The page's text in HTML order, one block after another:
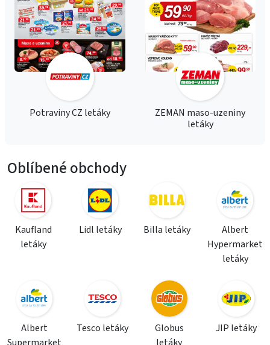
Potraviny CZ letáky
ZEMAN maso-uzeniny
letáky
Oblíbené obchody
Kaufland
letáky
Lidl letáky Billa letáky
Albert
Hypermarket
letáky
Albert
Tesco letáky
Globus
JIP letáky